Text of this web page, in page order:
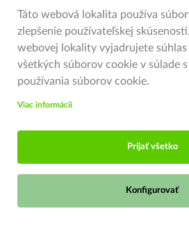
Táto webová lokalita používa
zlepšenie používateľskej
webovej lokality vyjadrujete súhlas
všetkých súborov cookie v súlade
používania súborov cookie.
Viac informácii
Prijať všetko
Konfigurovať